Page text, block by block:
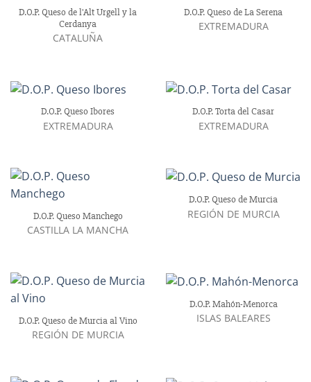
D.O.P. Queso de l'Alt Urgell y la
Cerdanya
CATALUÑA
D.O.P. Queso de La Serena
EXTREMADURA
D.O.P. Queso Ibores
EXTREMADURA
D.O.P. Torta del Casar
EXTREMADURA
D.O.P. Queso Manchego
CASTILLA LA MANCHA
D.O.P. Queso de Murcia
REGIÓN DE MURCIA
D.O.P. Queso de Murcia al Vino
REGIÓN DE MURCIA
D.O.P. Mahón-Menorca
ISLAS BALEARES